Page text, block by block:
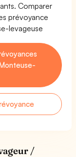
Comparer
prévoyance
levageuse
/